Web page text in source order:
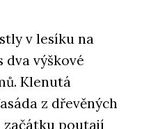
v lesíku na
dva výškové
Klenutá
z dřevěných
začátku poutají